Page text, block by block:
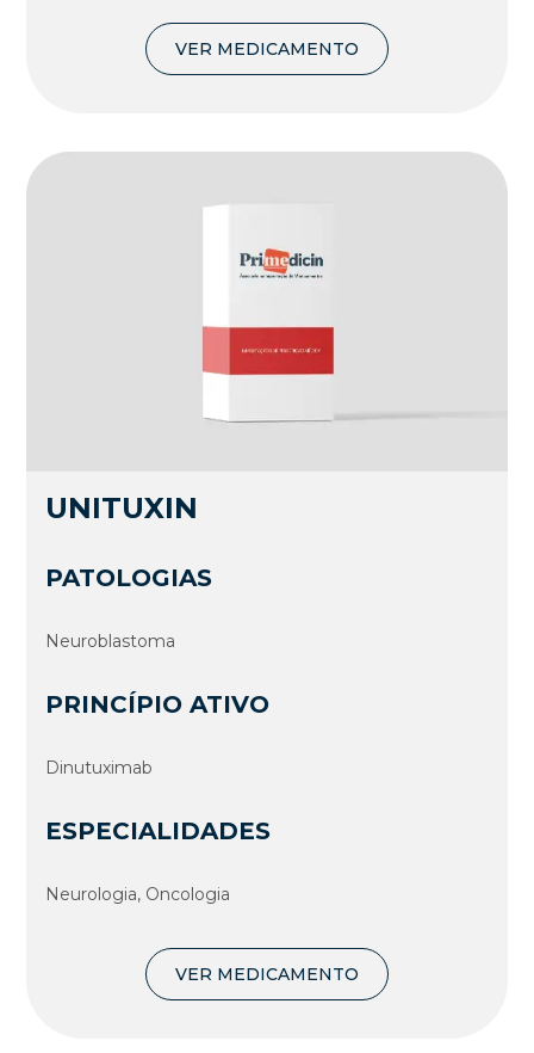
VER MEDICAMENTO
UNITUXIN
PATOLOGIAS
Neuroblastoma
PRINCÍPIO ATIVO
Dinutuximab
ESPECIALIDADES
Neurologia, Oncologia
VER MEDICAMENTO